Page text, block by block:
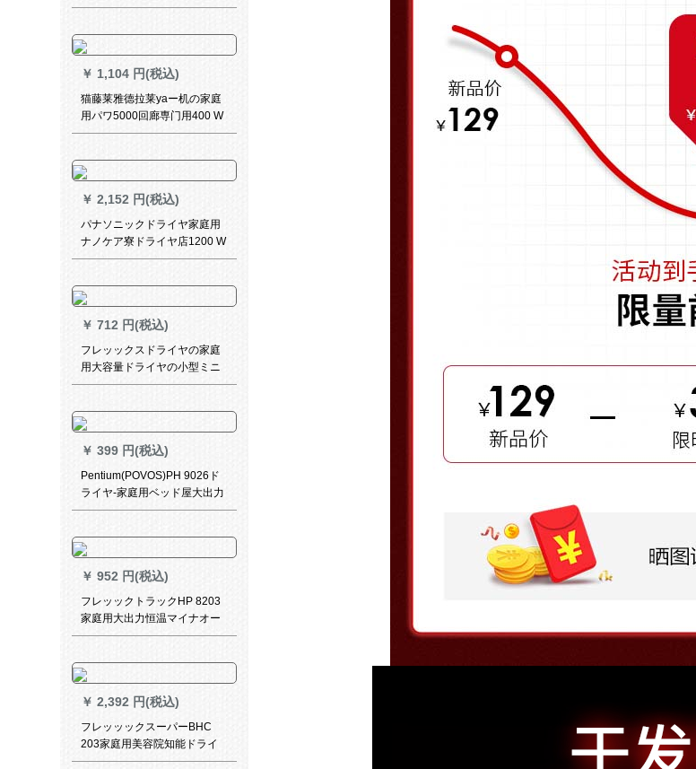
温学生寮旅行ミニドライヤFH
￥ 1,104 円(税込)
猫藤莱雅德拉莱yaー机の家庭
用パワ5000回廊専门用400 W
以上の理髪店マイナー3000纯
円です。
￥ 2,152 円(税込)
パナソニックドライヤ家庭用
ナノケア寮ドライヤ店1200 W
电气风吹知能恒温ドラヤヤ1
￥ 712 円(税込)
フレッックスドライヤの家庭
用大容量ドライヤの小型ミニ
折りたみ式ドライヤの学生寮
音ドララヤです。
￥ 399 円(税込)
Pentium(POVOS)PH 9026ド
ライヤ-家庭用ベッド屋大出力
ドラヤ-は寮の廊下の下を怪我
￥ 952 円(税込)
フレッックトラックHP 8203
家庭用大出力恒温マイナオー
ン冷熱風コリンディー
￥ 2,392 円(税込)
フレッッックスーパーBHC
203家庭用美容院知能ドライ
ヤー恒温ケアマイオン大出力